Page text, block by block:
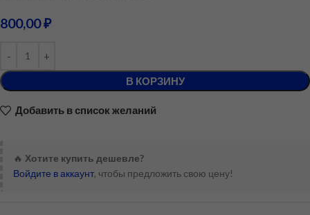
800,00₽
В КОРЗИНУ
Добавить в список желаний
🔥 Хотите купить дешевле?
Войдите в аккаунт, чтобы предложить свою цену!